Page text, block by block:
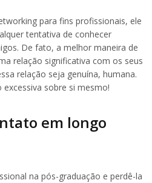
para fins profissionais, ele
tentativa de conhecer
De fato, a melhor maneira de
relação significativa com os seus
relação seja genuína, humana.
sobre si mesmo!
em longo
na pós-graduação e perdê-la